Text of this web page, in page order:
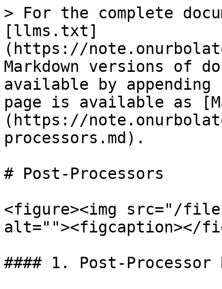
> For the complete
[llms.txt]
(https://
Markdown versions of
available by
page is available as
(https://
processors.md).
# Post-Processors
<figure><img src="/files/
alt=""><figcaption></
#### 1. Post-Processor